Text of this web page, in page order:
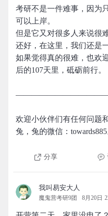
考研不是一件难事，因为
可以上岸。
但是它又对很多人来说很
还好，在这里，我们还是
如果觉得真的很难，也欢
后的107天里，砥砺前行。
欢迎小伙伴们有任何问题
兔，兔的微信：towards885
分享
我叫易安大人
魔鬼营考研9团 8月20日